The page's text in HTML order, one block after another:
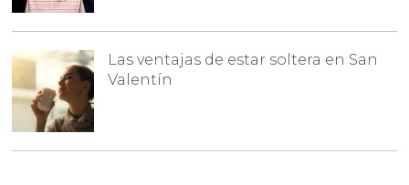
Las ventajas de estar soltera en San
Valentín